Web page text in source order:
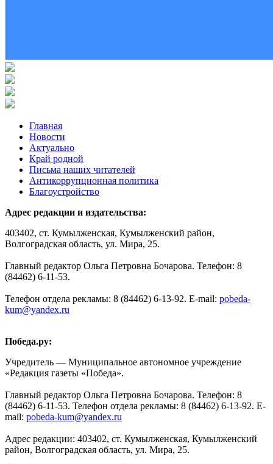
Главная
Новости
Актуально
Край родной
Письма наших читателей
Антикоррупционная политика
Благоустройство
Адрес редакции и издательства:
403402, ст. Кумылженская, Кумылженский район,
Волгоградская область, ул. Мира, 25.
Главный редактор Ольга Петровна Бочарова. Телефон: 8
(84462) 6-11-53.
Телефон отдела рекламы: 8 (84462) 6-13-92. E-mail: pobeda-
kum@yandex.ru
Победа.ру:
Учредитель — Муниципальное автономное учреждение
«Редакция газеты «Победа».
Главный редактор Ольга Петровна Бочарова. Телефон: 8
(84462) 6-11-53. Телефон отдела рекламы: 8 (84462) 6-13-92. E-
mail: pobeda-kum@yandex.ru
Адрес редакции: 403402, ст. Кумылженская, Кумылженский
район, Волгоградская область, ул. Мира, 25.